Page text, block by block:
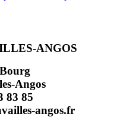
ANGOS
Angos
83 85
angos.fr